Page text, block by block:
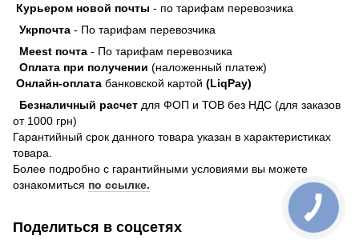
Курьером новой почты - по тарифам перевозчика
Укрпочта - По тарифам перевозчика
Meest почта - По тарифам перевозчика
Оплата при получении (наложенный платеж)
Онлайн-оплата банковской картой (LiqPay)
Безналичный расчет для ФОП и ТОВ без НДС (для заказов
от 1000 грн)
Гарантийный срок данного товара указан в характеристиках
товара.
Более подробно с гарантийными условиями вы можете
ознакомиться по ссылке.
Поделиться в соцсетях